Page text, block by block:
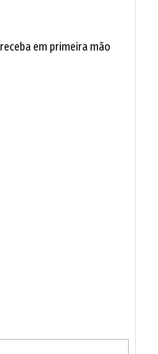
Schreiner para ser vice,
sua chapa.
em primeira mão